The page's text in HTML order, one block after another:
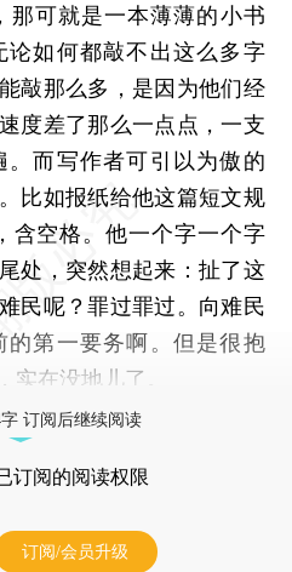
那可就是一本薄薄的小书
如何都敲不出这么多字
敲那么多，是因为他们经
度差了那么一点点，一支
而写作者可引以为傲的
比如报纸给他这篇短文规
含空格。他一个字一个字
处，突然想起来：扯了这
民呢？罪过罪过。向难民
第一要务啊。但是很抱
实在没地儿了。
订阅后继续阅读
订阅的阅读权限
订阅/会员升级